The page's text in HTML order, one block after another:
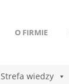
O FIRMIE
Strefa wiedzy